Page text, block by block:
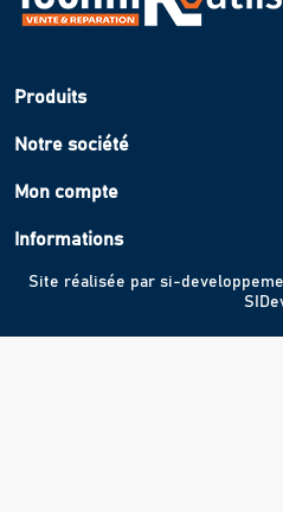
Produits
Notre société
Mon compte
Informations
Site réalisée par si-